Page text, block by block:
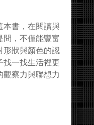
書，在閱讀與
，不僅能豐富
形狀與顏色的認
找一找生活裡更
察力與聯想力